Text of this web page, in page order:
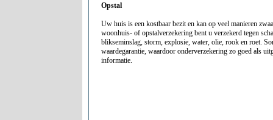
Opstal
Uw huis is een kostbaar bezit en kan op veel manieren
woonhuis- of opstalverzekering bent u verzekerd tegen
blikseminslag, storm, explosie, water, olie, rook en roet.
waardegarantie, waardoor onderverzekering zo goed als
informatie.